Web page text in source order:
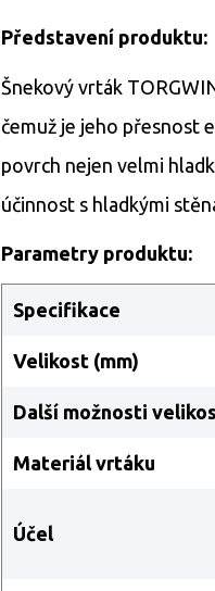
Představení produktu:
Šnekový vrták
čemuž je jeho přesnost
povrch nejen velmi
účinnost s hladkými
Parametry produktu:
Specifikace
Velikost (mm)
Další možnosti
Materiál vrtáku
Účel